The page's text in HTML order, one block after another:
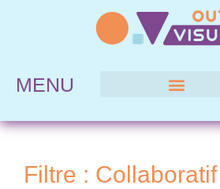
MENU
Filtre : Collaboratif